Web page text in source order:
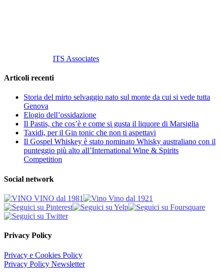
ITS Associates
Articoli recenti
Storia del mirto selvaggio nato sul monte da cui si vede tutta
Genova
Elogio dell’ossidazione
Il Pastis, che cos’è e come si gusta il liquore di Marsiglia
Taxidi, per il Gin tonic che non ti aspettavi
Il Gospel Whiskey è stato nominato Whisky australiano con il
punteggio più alto all’International Wine & Spirits
Competition
Social network
Privacy Policy
Privacy e Cookies Policy
Privacy Policy Newsletter